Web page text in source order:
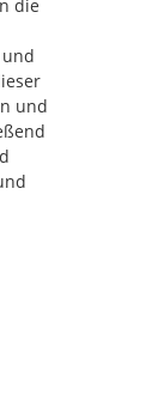
die
und